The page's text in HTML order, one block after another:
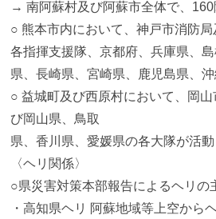
→ 南阿蘇村及び阿蘇市全体で、
○ 熊本市内において、神戸市消防
各指揮支援隊、京都府、兵庫県、
県、長崎県、宮崎県、鹿児島県、
○ 益城町及び西原村において、岡
び岡山県、鳥取
県、香川県、愛媛県の各大隊が活動
〈ヘリ関係〉
○県災害対策本部報告によるヘリの
・高知県ヘリ 阿蘇地域等上空から